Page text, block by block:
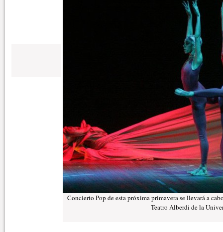
Concierto Pop de esta próxima primavera se llevará a
Teatro Alberdi de la